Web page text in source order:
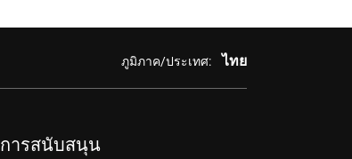
ภูมิภาค/ประเทศ: ไทย
การสนับสนุน